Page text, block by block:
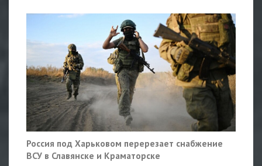
Россия под Харьковом перерезает снабжение
ВСУ в Славянске и Краматорске